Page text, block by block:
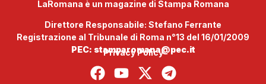
LaRomana è un magazine di Stampa Romana
Direttore Responsabile: Stefano Ferrante
Registrazione al Tribunale di Roma n°13 del 16/01/2009
PEC: stamparomana@pec.it
Privacy Policy